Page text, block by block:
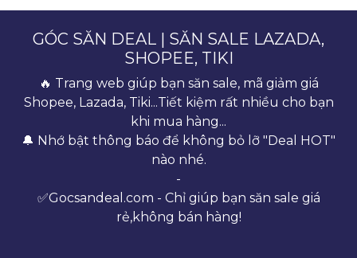
GÓC SĂN DEAL | SĂN SALE LAZADA,
SHOPEE, TIKI
🔥 Trang web giúp bạn săn sale, mã giảm giá
Shopee, Lazada, Tiki...Tiết kiệm rất nhiều cho bạn
khi mua hàng...
🔔 Nhớ bật thông báo để không bỏ lỡ "Deal HOT"
nào nhé.
-
✅Gocsandeal.com - Chỉ giúp bạn săn sale giá
rẻ,không bán hàng!